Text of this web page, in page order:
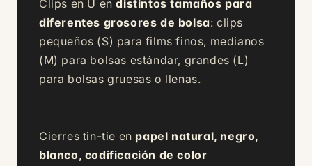
Clips en U endistintos tamaños para
diferentes grosores de bolsa: clips
pequeños (S) para films finos, medianos
(M) para bolsas estándar, grandes (L)
para bolsas gruesas o llenas.
Cierres tin-tie en papel natural, negro,
blanco, codificación de color